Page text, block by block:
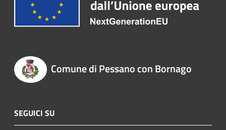
Comune di Pessano con Bornago
SEGUICI SU